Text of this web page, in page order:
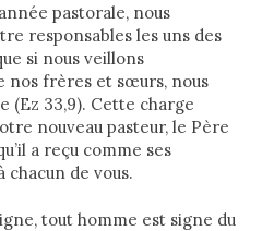
pastorale, nous
responsables les uns des
si nous veillons
nos frères et sœurs, nous
(Ez 33,9). Cette charge
nouveau pasteur, le Père
a reçu comme ses
chacun de vous.
tout homme est signe du